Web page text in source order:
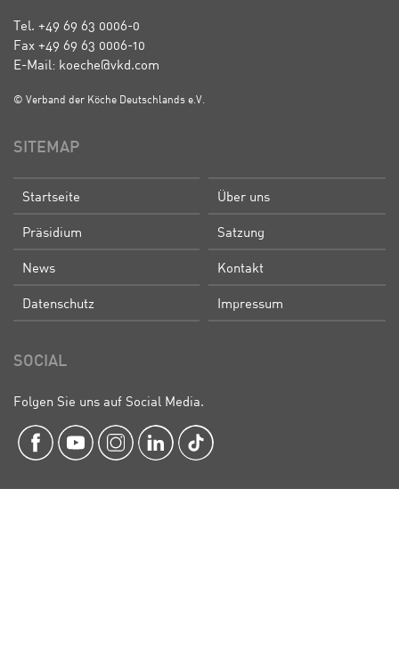
Tel. +49 69 63 0006-0
Fax +49 69 63 0006-10
E-Mail: koeche@vkd.com
© Verband der Köche Deutschlands e.V.
SITEMAP
Startseite Über uns
Präsidium Satzung
News Kontakt
Datenschutz Impressum
SOCIAL
Folgen Sie uns auf Social Media.